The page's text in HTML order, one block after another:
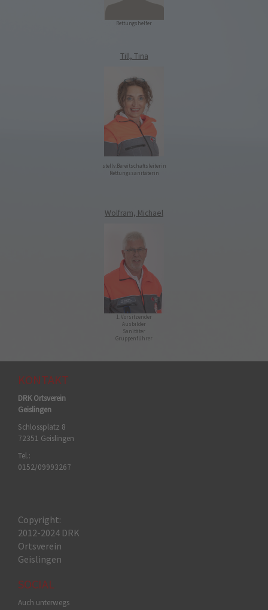
Rettungshelfer
Till, Tina
stellv.Bereitschaftsleiterin
Rettungssanitäterin
Wolfram, Michael
1. Vorsitzender
Ausbilder
Sanitäter
Gruppenführer
KONTAKT
DRK Ortsverein
Geislingen
Schlossplatz 8
72351 Geislingen
Tel.:
0152/09993267
Copyright:
2012-2024 DRK
Ortsverein
Geislingen
SOCIAL
Auch unterwegs